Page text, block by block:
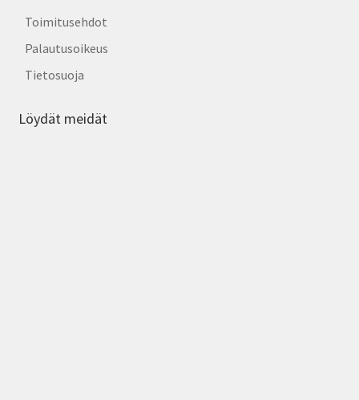
Toimitusehdot
Palautusoikeus
Tietosuoja
Löydät meidät